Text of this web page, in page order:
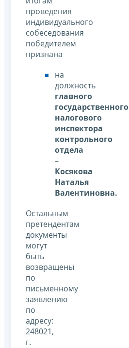
проведения
индивидуального
собеседования
победителем
признана
на
должность
главного
государственного
налогового
инспектора
контрольного
отдела
–
Косякова
Наталья
Валентиновна.
Остальным
претендентам
документы
могут
быть
возвращены
по
письменному
заявлению
по
адресу:
248021,
г.